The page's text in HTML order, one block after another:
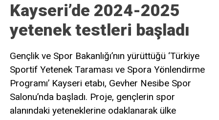
Kayseri’de 2024-2025
yetenek testleri başladı
Gençlik ve Spor Bakanlığı’nın yürüttüğü ‘Türkiye
Sportif Yetenek Taraması ve Spora Yönlendirme
Programı’ Kayseri etabı, Gevher Nesibe Spor
Salonu’nda başladı. Proje, gençlerin spor
alanındaki yeteneklerine odaklanarak ülke